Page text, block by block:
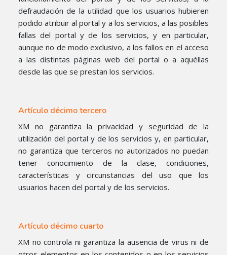
defraudación de la utilidad que los usuarios hubieren
podido atribuir al portal y a los servicios, a las posibles
fallas del portal y de los servicios, y en particular,
aunque no de modo exclusivo, a los fallos en el acceso
a las distintas páginas web del portal o a aquéllas
desde las que se prestan los servicios.
Artículo décimo tercero
XM no garantiza la privacidad y seguridad de la
utilización del portal y de los servicios y, en particular,
no garantiza que terceros no autorizados no puedan
tener conocimiento de la clase, condiciones,
características y circunstancias del uso que los
usuarios hacen del portal y de los servicios.
Artículo décimo cuarto
XM no controla ni garantiza la ausencia de virus ni de